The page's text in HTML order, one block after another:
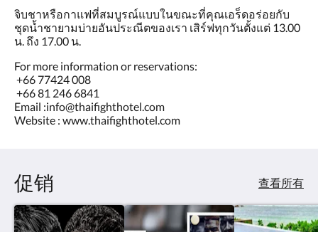
จิบชาหรือกาแฟที่สมบูรณ์แบบในขณะที่คุณเอร็ดอร่อยกับ
ชุดน้ำชายามบ่ายอันประณีตของเรา เสิร์ฟทุกวันตั้งแต่ 13.00
น. ถึง 17.00 น.
For more information or reservations:
+66 77424 008
+66 81 246 6841
Email :info@thaifighthotel.com
Website : www.thaifighthotel.com
促销 查看所有